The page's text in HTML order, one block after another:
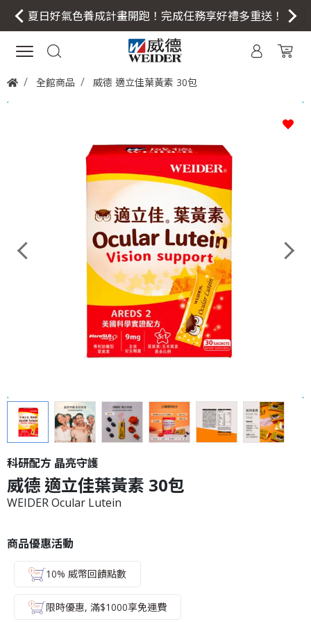
夏日好氣色養成計畫開跑！完成任務享好禮多重送！
全館商品 威德 適立佳葉黃素 30包
威德 適立佳葉黃素 30包
科研配方 晶亮守護
WEIDER Ocular Lutein
商品優惠活動
10% 威幣回饋點數
限時優惠, 滿$1000享免運費